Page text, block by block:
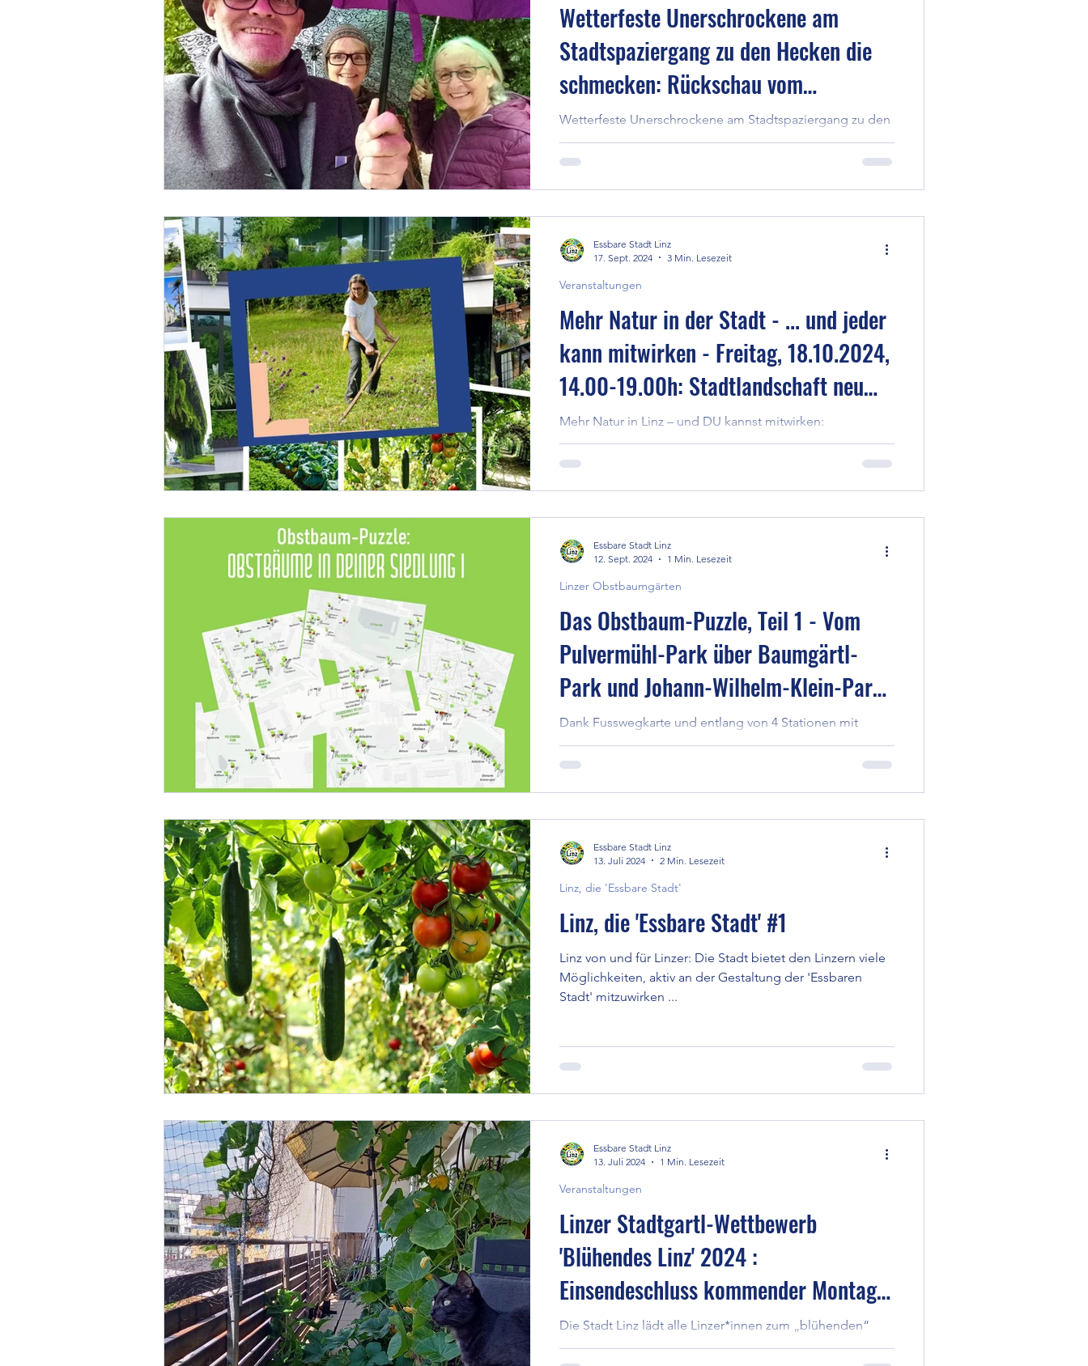
Wetterfeste Unerschrockene am
Stadtspaziergang zu den Hecken die
schmecken: Rückschau vom
12.09.2024, Treffen im Pulvermühl-
Park bei Regen
Wetterfeste Unerschrockene am Stadtspaziergang zu den
Hecken die schmecken: Rückschau vom 12.09.2024,
Treffen im Pulvermühl-Park bei Regen
Mehr Natur in der Stadt - ... und jeder
kann mitwirken - Freitag, 18.10.2024,
14.00-19.00h: Stadtlandschaft neu
gestalten
Mehr Natur in Linz – und DU kannst mitwirken:
Interessierte und Aktive kommen am 18.10.2024 zu
‘Stadtlandschaft neu gestalten' in den W...
Veranstaltungen
Essbare Stadt Linz
17. Sept. 2024
3 Min. Lesezeit
Das Obstbaum-Puzzle, Teil 1 - Vom
Pulvermühl-Park über Baumgärtl-
Park und Johann-Wilhelm-Klein-Park
zum JKU-Park (Uni Linz)
Dank Fusswegkarte und entlang von 4 Stationen mit
'Hecken, die schmecken' entdecken wir Obstbäume, die
DU als Linzer auch 'beernten' kannst.
Linzer Obstbaumgärten
Essbare Stadt Linz
12. Sept. 2024
1 Min. Lesezeit
Linz, die 'Essbare Stadt' #1
Linz von und für Linzer: Die Stadt bietet den Linzern viele
Möglichkeiten, aktiv an der Gestaltung der 'Essbaren
Stadt' mitzuwirken ...
Linz, die 'Essbare Stadt'
Essbare Stadt Linz
13. Juli 2024
2 Min. Lesezeit
Linzer Stadtgartl-Wettbewerb
'Blühendes Linz' 2024 :
Einsendeschluss kommender Montag
15. Juli!
Die Stadt Linz lädt alle Linzer*innen zum „blühenden“
Wettbewerb ein. Gemeinsam verwandeln wir jedes
Veranstaltungen
Essbare Stadt Linz
13. Juli 2024
1 Min. Lesezeit